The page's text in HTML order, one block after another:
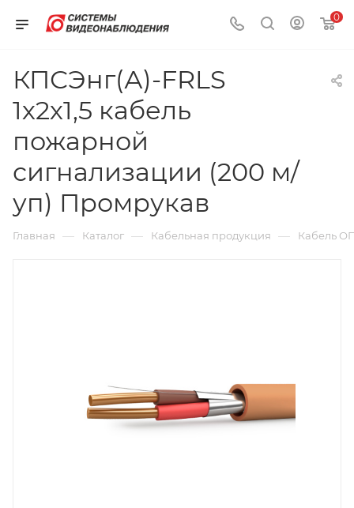
0
КПСЭнг(А)-FRLS
1х2х1,5 кабель
пожарной
сигнализации (200 м/
уп) Промрукав
Главная — Каталог — Кабельная продукция — Кабель